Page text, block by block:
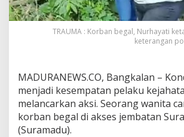
TRAUMA : Korban begal, Nurhayati
keterangan
MADURANEWS.CO, Bangkalan –
menjadi kesempatan pelaku
melancarkan aksi. Seorang wanita
korban begal di akses jembatan
(Suramadu).